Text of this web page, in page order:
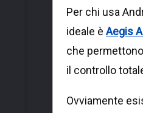
Per chi usa
ideale èAegis
che
il controllo
Ovviamente